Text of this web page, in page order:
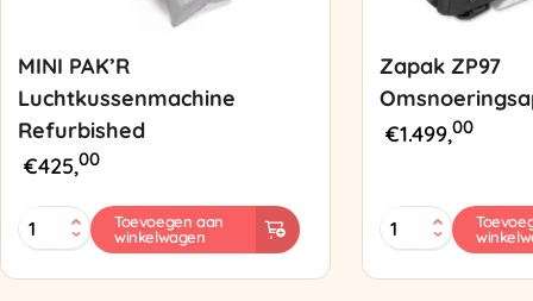
MINI PAK’R
Luchtkussenmachine
Refurbished
€425,00
MINI
PAK'R
Refurbished
Toevoegen aan
winkelwagen
Zapak ZP97
€1.499,00
Zapak
ZP97
aantal